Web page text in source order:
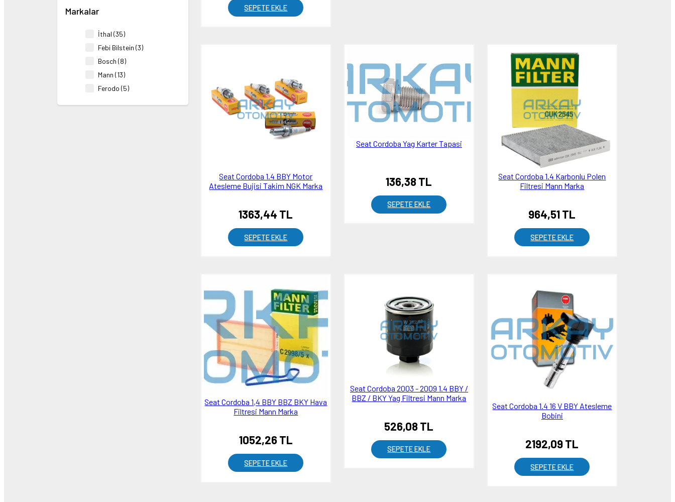
Markalar
İthal (35)
Febi Bilstein (3)
Bosch (8)
Mann (13)
Ferodo (5)
SEPETE EKLE
Seat Cordoba 1.4 BBY Motor
Atesleme Bujisi Takim NGK Marka
1363,44 TL
SEPETE EKLE
Seat Cordoba Yag Karter Tapasi
136,38 TL
SEPETE EKLE
Seat Cordoba 1.4 Karbonlu Polen
Filtresi Mann Marka
964,51 TL
SEPETE EKLE
Seat Cordoba 1,4 BBY BBZ BKY Hava
Filtresi Mann Marka
1052,26 TL
SEPETE EKLE
Seat Cordoba 2003 - 2009 1.4 BBY /
BBZ / BKY Yag Filtresi Mann Marka
526,08 TL
SEPETE EKLE
Seat Cordoba 1.4 16 V BBY Atesleme
Bobini
2192,09 TL
SEPETE EKLE